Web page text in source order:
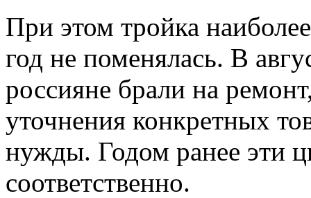
При этом тройка
год не поменялась. В
россияне брали на
уточнения конкретных
нужды. Годом ранее эти
соответственно.